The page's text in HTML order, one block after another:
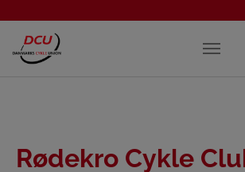
Rødekro Cykle